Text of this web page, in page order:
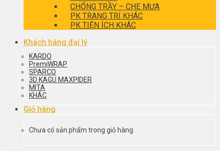
CHỐNG TRẦY – CHE MƯA
PK TRANG TRÍ KHÁC
PK TIỆN ÍCH KHÁC
Khách hàng đại lý
KARDO
PremiWRAP
SPARCO
3D KAGU MAXPIDER
MITA
KHÁC
Giỏ hàng
Chưa có sản phẩm trong giỏ hàng.